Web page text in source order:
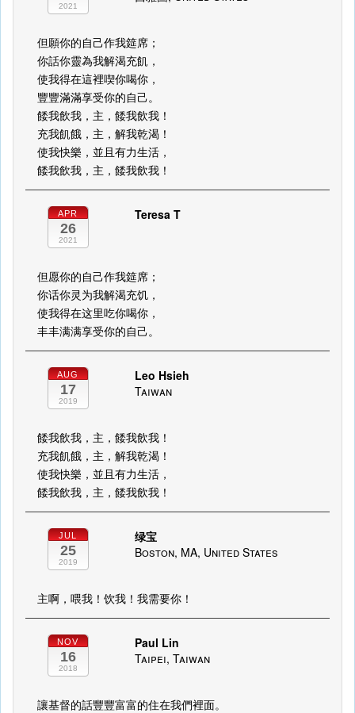
2021
但願你的自己作我筵席；
你話你靈為我解渴充飢，
使我得在這裡喫你喝你，
豐豐滿滿享受你的自己。
餧我飲我，主，餧我飲我！
充我飢餓，主，解我乾渴！
使我快樂，並且有力生活，
餧我飲我，主，餧我飲我！
APR
26
2021
Teresa T
但愿你的自己作我筵席；
你话你灵为我解渴充饥，
使我得在这里吃你喝你，
丰丰满满享受你的自己。
AUG
17
2019
Leo Hsieh
Taiwan
餧我飲我，主，餧我飲我！
充我飢餓，主，解我乾渴！
使我快樂，並且有力生活，
餧我飲我，主，餧我飲我！
JUL
25
2019
绿宝
Boston, MA, United States
主啊，喂我！饮我！我需要你！
NOV
16
2018
Paul Lin
Taipei, Taiwan
讓基督的話豐豐富富的住在我們裡面。